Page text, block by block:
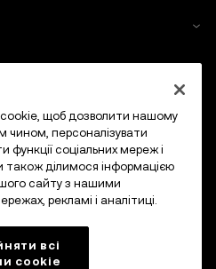
щоб дозволити нашому
персоналізувати
функції соціальних мереж і
також ділимося інформацією
сайту з нашими
рекламі і аналітиці.
всі
сookie